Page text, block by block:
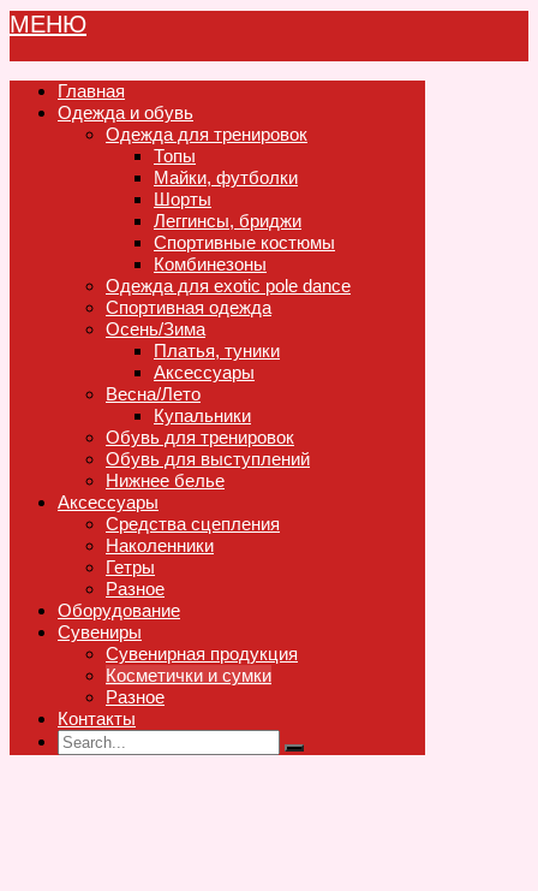
МЕНЮ
Главная
Одежда и обувь
Одежда для тренировок
Топы
Майки, футболки
Шорты
Леггинсы, бриджи
Спортивные костюмы
Комбинезоны
Одежда для exotic pole dance
Спортивная одежда
Осень/Зима
Платья, туники
Аксессуары
Весна/Лето
Купальники
Обувь для тренировок
Обувь для выступлений
Нижнее белье
Аксессуары
Средства сцепления
Наколенники
Гетры
Разное
Оборудование
Сувениры
Сувенирная продукция
Косметички и сумки
Разное
Контакты